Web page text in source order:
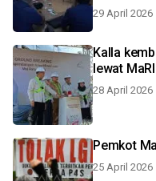
29 April 2026
Kalla
lewat
28 April 2026
Pemkot
25 April 2026